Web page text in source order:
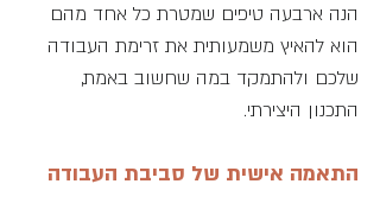
הנה ארבעה טיפים שמטרת כל אחד מהם
הוא להאיץ משמעותית את זרימת העבודה
שלכם ולהתמקד במה שחשוב באמת,
התכנון היצירתי.
התאמה אישית של סביבת העבודה